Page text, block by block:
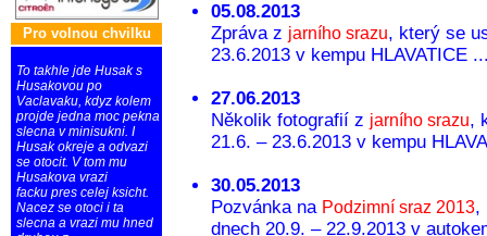
Pro volnou chvilku
To takhle jde Husak s
Husakovou po
Vaclavaku, kdyz kolem
projde jedna moc pekna
slecna v minisukni. I
Husak okreje a odvazi
se otocit. V tom mu
Husakova vrazi
facku pres celej ksicht.
Nacez se otoci i ta
slecna a vrazi mu hned
05.08.2013
Zpráva z jarního srazu, který se
23.6.2013 v kempu HLAVATICE
27.06.2013
Několik fotografií z jarního srazu,
21.6. – 23.6.2013 v kempu
30.05.2013
Pozvánka na Podzimní sraz 2013,
dnech 20.9. – 22.9.2013 v